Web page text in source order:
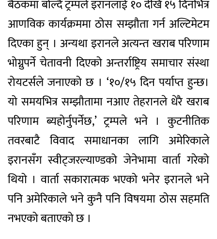
बैठकमा बोल्दै ट्रम्पले इरानलाई १० देखि १५ दिनभित्र
आणविक कार्यक्रममा ठोस सम्झौता गर्न अल्टिमेटम
दिएका हुन् । अन्यथा इरानले अत्यन्त खराब परिणाम
भोग्नुपर्ने चेतावनी दिएको अन्तर्राष्ट्रिय समाचार संस्था
रोयटर्सले जनाएको छ । ‘१०/१५ दिन पर्याप्त हुन्छ।
यो समयभित्र सम्झौतामा नआए तेहरानले धेरै खराब
परिणाम ब्यहोर्नुपर्नेछ,’ ट्रम्पले भने । कुटनीतिक
तवरबाटै विवाद समाधानका लागि अमेरिकाले
इरानसँग स्वीट्जरल्याण्डको जेनेभामा वार्ता गरेको
थियो । वार्ता सकारात्मक भएको भनेर इरानले भने
पनि अमेरिकाले भने कुनै पनि विषयमा ठोस सहमति
नभएको बताएको छ ।